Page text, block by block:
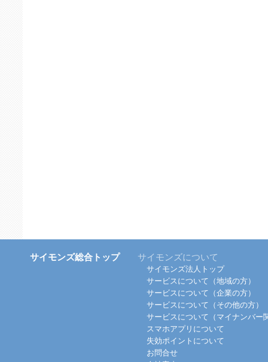
サイモンズ総合トップ サイモンズについて
サイモンズ法人トップ
サービスについて（地域の方）
サービスについて（企業の方）
サービスについて（その他の方）
サービスについて（マイナンバー
スマホアプリについて
失効ポイントについて
お問合せ